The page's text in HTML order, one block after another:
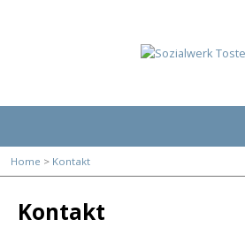
Home > Kontakt
Kontakt